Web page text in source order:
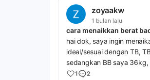
zoyaakw
1 bulan lalu
cara menaikkan berat
hai dok, saya ingin
ideal/sesuai dengan TB,
sedangkan BB saya
kah caranya agar BB saya
1 2